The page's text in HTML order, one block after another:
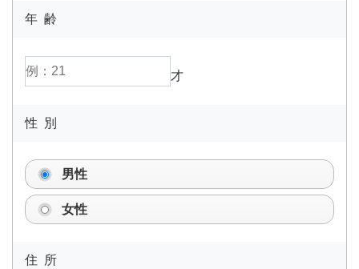
年 齢
才
性 別
男性
女性
住 所